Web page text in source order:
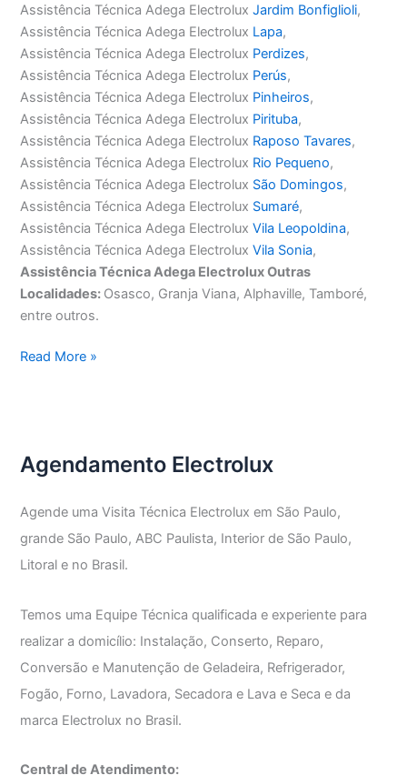
Assistência Técnica Adega ElectroluxJardim Bonfiglioli,
Assistência Técnica Adega Electrolux Lapa,
Assistência Técnica Adega Electrolux Perdizes,
Assistência Técnica Adega Electrolux Perús,
Assistência Técnica Adega Electrolux Pinheiros,
Assistência Técnica Adega Electrolux Pirituba,
Assistência Técnica Adega Electrolux Raposo Tavares,
Assistência Técnica Adega Electrolux Rio Pequeno,
Assistência Técnica Adega Electrolux São Domingos,
Assistência Técnica Adega Electrolux Sumaré,
Assistência Técnica Adega ElectroluxVila Leopoldina,
Assistência Técnica Adega ElectroluxVila Sonia,
Assistência Técnica Adega Electrolux Outras
Localidades: Osasco, Granja Viana, Alphaville, Tamboré,
entre outros.
Assistência
Read More »
Agendamento Electrolux
Agende uma Visita Técnica Electrolux em São Paulo,
grande São Paulo, ABC Paulista, Interior de São Paulo,
Litoral e no Brasil.
Temos uma Equipe Técnica qualificada e experiente para
realizar a domicílio: Instalação, Conserto, Reparo,
Conversão e Manutenção de Geladeira, Refrigerador,
Fogão, Forno, Lavadora, Secadora e Lava e Seca e da
marca Electrolux no Brasil.
Central de Atendimento: